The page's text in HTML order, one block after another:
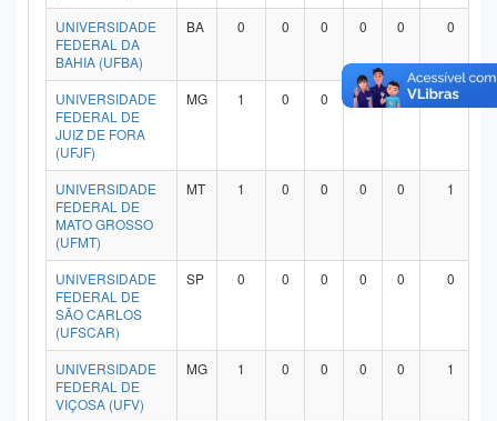
UNIVERSIDADE
FEDERAL DA
BAHIA (UFBA)
BA 0 0 0 0 0 0
UNIVERSIDADE
FEDERAL DE
JUIZ DE FORA
(UFJF)
MG 1 0 0 0 0 1
UNIVERSIDADE
FEDERAL DE
MATO GROSSO
(UFMT)
MT 1 0 0 0 0 1
UNIVERSIDADE
FEDERAL DE
SÃO CARLOS
(UFSCAR)
SP 0 0 0 0 0 0
UNIVERSIDADE
FEDERAL DE
VIÇOSA (UFV)
MG 1 0 0 0 0 1